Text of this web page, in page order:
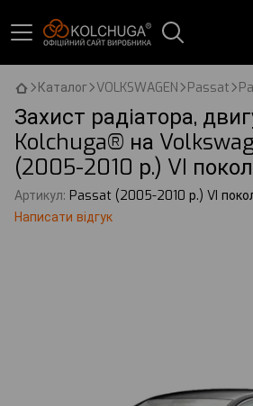
Каталог VOLKSWAGEN Passat
Захист радіатора,
Kolchuga® на
(2005-2010 р.) VI
Артикул: Passat (2005-2010 р.) VI
Написати відгук